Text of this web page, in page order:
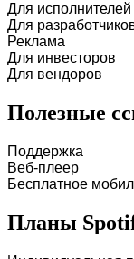
Для исполнителей
Для
Реклама
Для инвесторов
Для вендоров
Полезные
Поддержка
Веб-плеер
Бесплатное
Планы